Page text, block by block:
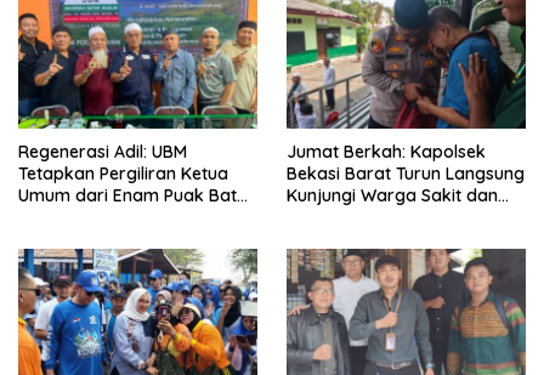
Regenerasi Adil: UBM
Tetapkan Pergiliran Ketua
Umum dari Enam Puak Batak
Jumat Berkah: Kapolsek
Bekasi Barat Turun Langsung
Kunjungi Warga Sakit dan